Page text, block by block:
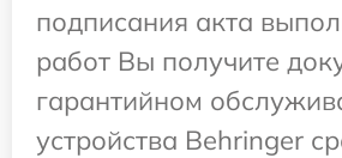
подписания акта
работ Вы получите
гарантийном
устройства Behringer